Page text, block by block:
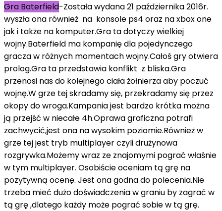
Gra Baterfield-Została wydana 21 października 2016r.
wyszła ona również na konsole ps4 oraz na xbox one
jak i także na komputer.Gra ta dotyczy wielkiej
wojny.Baterfield ma kompanię dla pojedynczego
gracza w różnych momentach wojny.Całoś gry otwiera
prolog.Gra ta przedstawia konflikt z bliska.Gra
przenosi nas do kolejnego ciała żołnierza aby poczuć
wojnę.W grze tej skradamy się, przekradamy się przez
okopy do wroga.Kampania jest bardzo krótka można
ją przejść w niecałe 4h.Oprawa graficzna potrafi
zachwycić,jest ona na wysokim poziomie.Również w
grze tej jest tryb multiplayer czyli drużynowa
rozgrywka.Możemy wraz ze znajomymi pograć właśnie
w tym multiplayer. Osobiście oceniam tą grę na
pozytywną ocenę. Jest ona godna do polecenia.Nie
trzeba mieć dużo doświadczenia w graniu by zagrać w
tą grę ,dlatego każdy może pograć sobie w tą grę.